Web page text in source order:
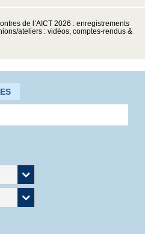
de l’AICT 2026 : enregistrements
ateliers : vidéos, comptes-rendus &